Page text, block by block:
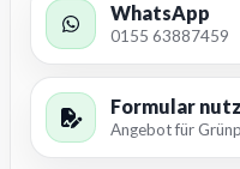
WhatsApp
0155 63887459
Formular
Angebot für